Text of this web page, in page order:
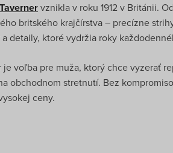
vznikla v roku 1912 v Británii.
britského krajčírstva – precízne
detaily, ktoré vydržia roky
je voľba pre muža, ktorý chce vyzerať
obchodnom stretnutí. Bez
ceny.